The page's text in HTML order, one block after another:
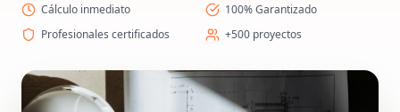
Cálculo inmediato
100% Garantizado
Profesionales certificados
+500 proyectos